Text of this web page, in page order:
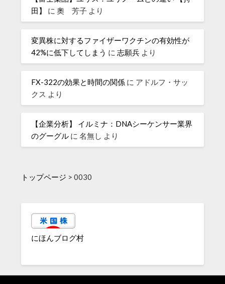
田】
に奧 芳子 より
変異株に対するファイザーワクチンの有効性が
42%に低下してしまう に志願兵 より
FX-322の効果と時間の関係 に アドルフ・サッ
クス より
【企業分析】 イルミナ：DNAシーケンサー業界
のグーグル に名無し より
トップページ >0030
にほんブログ村